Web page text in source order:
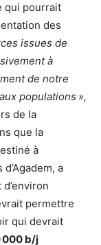
qui pourrait
des
issues de
à
de notre
populations »,
de la
que la
à
a
permettre
qui devrait
000 b/j